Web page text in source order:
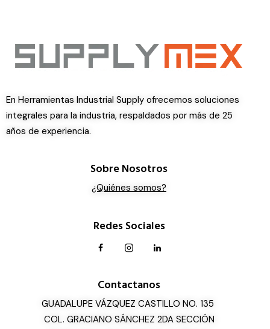
En Herramientas Industrial Supply ofrecemos soluciones
integrales para la industria, respaldados por más de 25
años de experiencia.
Sobre Nosotros
¿Quiénes somos?
Redes Sociales
Contactanos
GUADALUPE VÁZQUEZ CASTILLO NO. 135
COL. GRACIANO SÁNCHEZ 2DA SECCIÓN